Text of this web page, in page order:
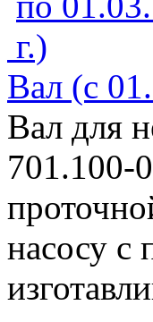
Вал (с
Вал для
701.100-
насосу с